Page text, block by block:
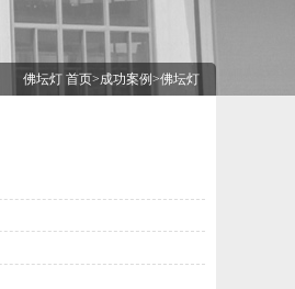
佛坛灯 首页>成功案例>佛坛灯